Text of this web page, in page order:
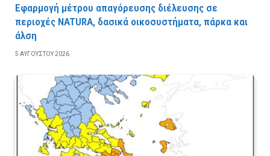
Εφαρμογή μέτρου απαγόρευσης διέλευσης σε
περιοχές NATURA, δασικά οικοσυστήματα, πάρκα και
άλση
5 ΑΥΓΟΎΣΤΟΥ 2026